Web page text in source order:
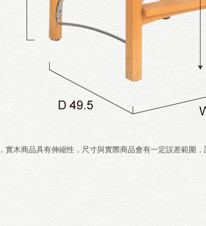
木商品具有伸縮性，尺寸與實際商品會有一定誤差範圍，